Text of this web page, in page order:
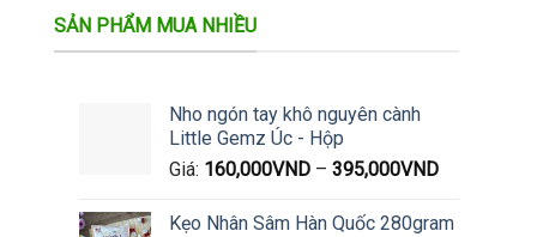
SẢN PHẨM MUA NHIỀU
Nho ngón tay khô nguyên cành
Little Gemz Úc - Hộp
Giá: 160,000VND– 395,000VND
Kẹo Nhân Sâm Hàn Quốc 280gram